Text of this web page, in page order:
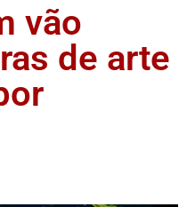
vão
de arte